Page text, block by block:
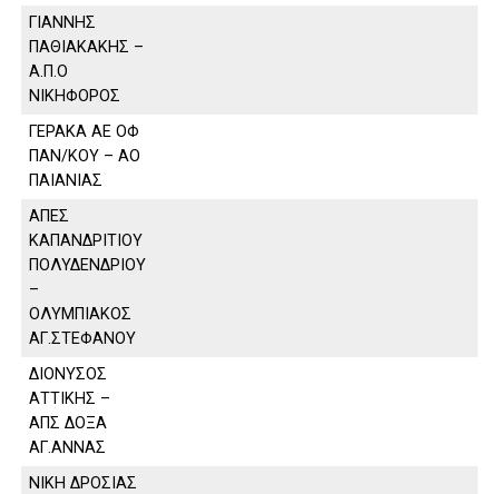
ΓΙΑΝΝΗΣ
ΠΑΘΙΑΚΑΚΗΣ –
Α.Π.Ο
ΝΙΚΗΦΟΡΟΣ
ΓΕΡΑΚΑ ΑΕ ΟΦ
ΠΑΝ/ΚΟΥ – ΑΟ
ΠΑΙΑΝΙΑΣ
ΑΠΕΣ
ΚΑΠΑΝΔΡΙΤΙΟΥ
ΠΟΛΥΔΕΝΔΡΙΟΥ
–
ΟΛΥΜΠΙΑΚΟΣ
ΑΓ.ΣΤΕΦΑΝΟΥ
ΔΙΟΝΥΣΟΣ
ΑΤΤΙΚΗΣ –
ΑΠΣ ΔΟΞΑ
ΑΓ.ΑΝΝΑΣ
ΝΙΚΗ ΔΡΟΣΙΑΣ